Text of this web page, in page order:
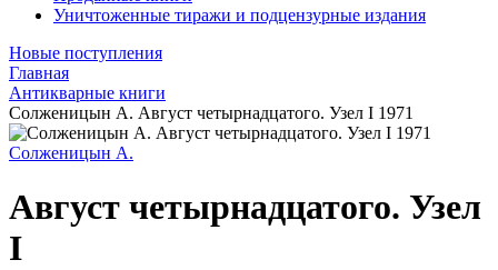
Уничтоженные тиражи и подцензурные издания
Новые поступления
Главная
Антикварные книги
Солженицын А. Август четырнадцатого. Узел I 1971
Солженицын А.
Август четырнадцатого. Узел
I